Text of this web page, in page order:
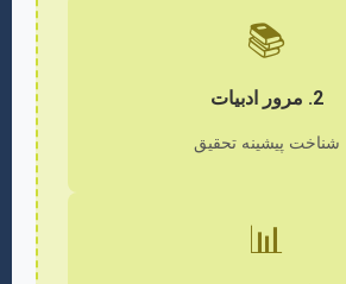
📚
2. مرور ادبیات
شناخت پیشینه تحقیق
📊